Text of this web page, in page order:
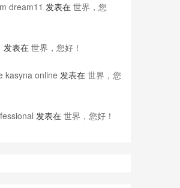
dream11 发表在 世界，您
发表在 世界，您好！
kasyna online 发表在 世界，您
发表在 世界，您好！